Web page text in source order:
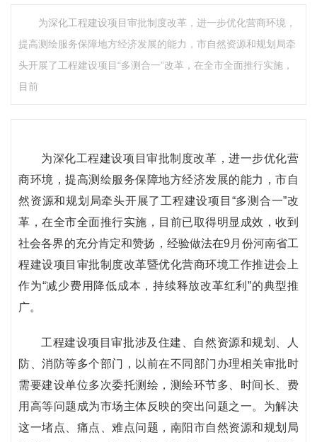
为深化工程建设项目审批制度改革，进一步优化营商环境，
提高测绘服务保障地方经济发展的能力，市自然资源和规划局牵
头开展了工程建设项目“多测合一”改革，在全市全面推行实施，
目前
为深化工程建设项目审批制度改革，进一步优化营
商环境，提高测绘服务保障地方经济发展的能力，市自
然资源和规划局牵头开展了工程建设项目“多测合一”改
革，在全市全面推行实施，目前已取得明显成效，收到
社会各界的充分肯定和赞扬，经验做法在9月份河南省工
程建设项目审批制度改革暨优化营商环境工作推进会上
作为“减少费用降低成本，持续释放改革红利”的典型推
广。
工程建设项目审批涉及住建、自然资源和规划、人
防、消防等多个部门，以前在不同部门办理相关审批时
需要建设单位多次委托测绘，测绘环节多、时间长、费
用高等问题成为市场主体反映的突出问题之一。为解决
这一堵点、痛点、难点问题，南阳市自然资源和规划局